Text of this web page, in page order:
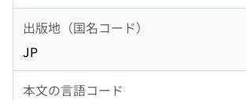
出版地（国名コード）
JP
本文の言語コード